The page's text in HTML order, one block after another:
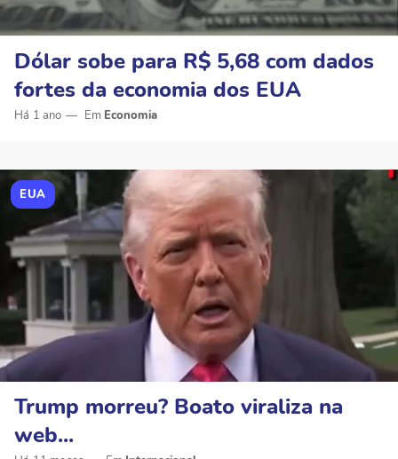
Dólar sobe para R$ 5,68 com dados
fortes da economia dos EUA
Há 1 ano Economia
EUA
Trump morreu? Boato viraliza na
web...